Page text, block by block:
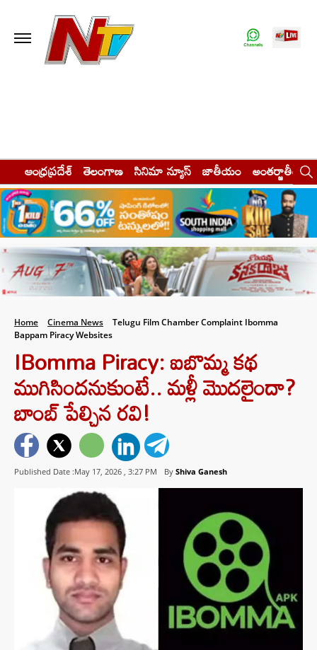
ఆంధ్రప్రదేశ్ తెలంగాణ సినిమా న్యూస్ జాతీయం అంతర్జాతీయం
Home Cinema News
Telugu Film Chamber Complaint Ibomma
Bappam Piracy Websites
IBomma Piracy: ఐబొమ్మ కథ
ముగిసిందనుకుంటే.. మళ్లీ మొదలైందా?
బాంబ్ పేల్చిన రవి!
Published Date :May 17, 2026 , 3:27 PM By Shiva Ganesh